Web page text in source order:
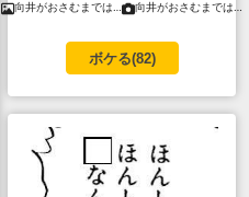
向井がおさむまでは… 向井がおさむまでは…
ボケる(82)